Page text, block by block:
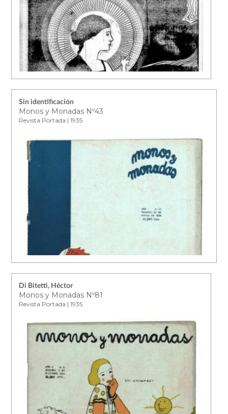
Sin identificación
Monos y Monadas Nº43
Revista Portada | 1935
Di Bitetti, Héctor
Monos y Monadas Nº81
Revista Portada | 1935